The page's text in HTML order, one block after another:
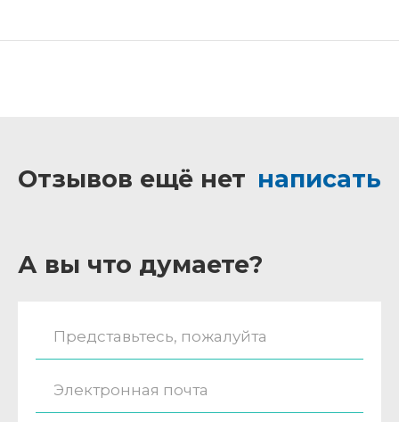
Отзывов ещё нет написать
А вы что думаете?